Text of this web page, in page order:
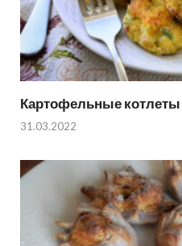
Картофельные котлеты
31.03.2022